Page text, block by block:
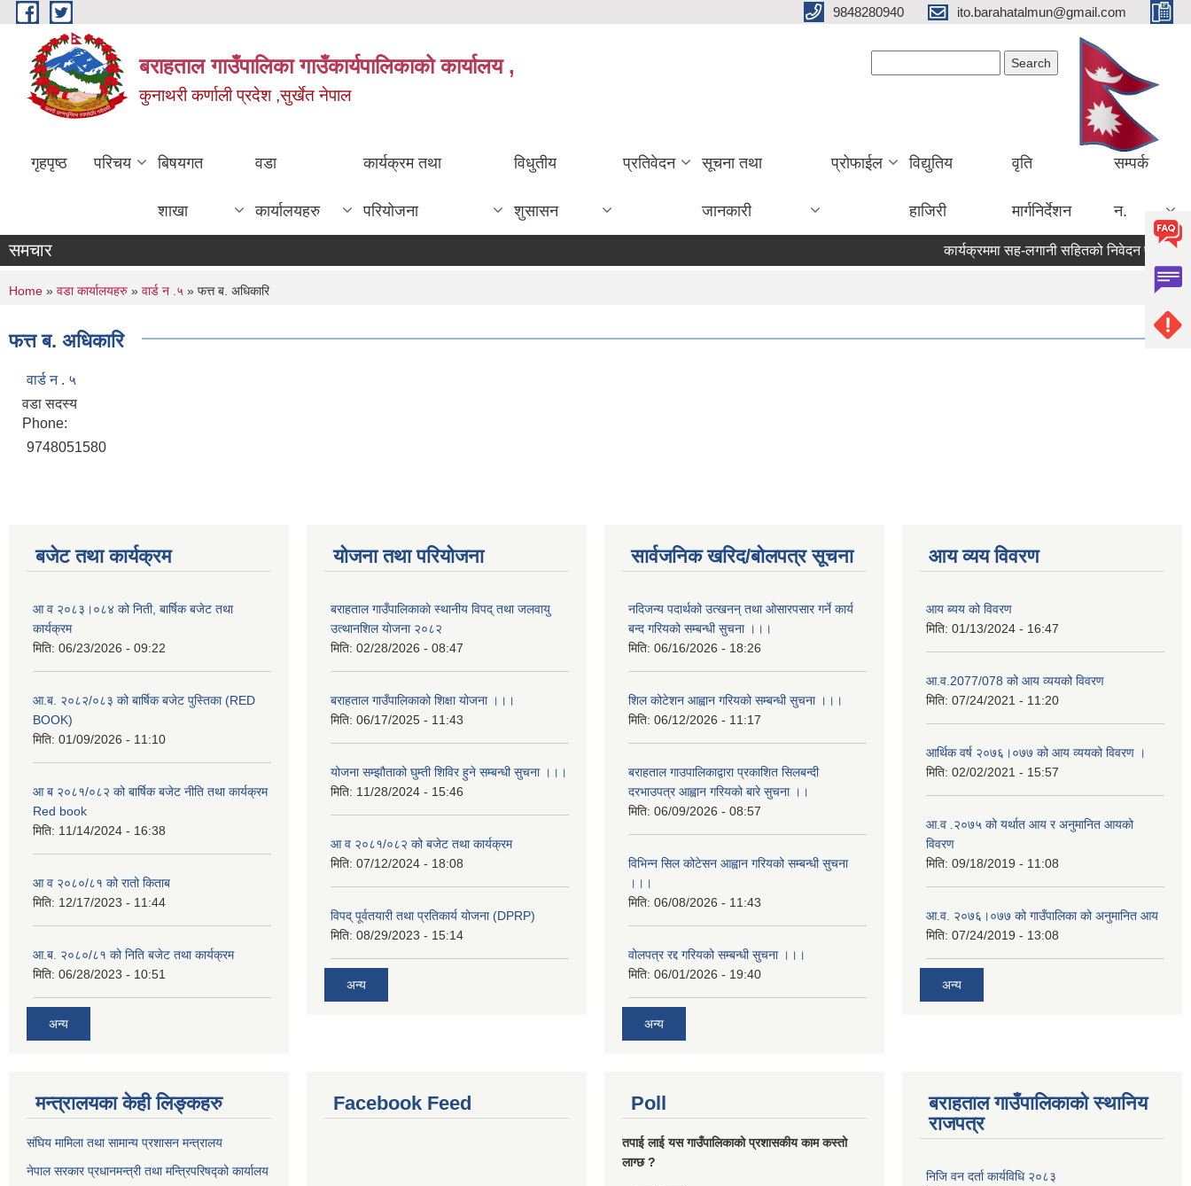
Skip to main content 9848280940 ito.barahatalmun@gmail.com
बराहताल गाउँपालिका गाउँकार्यपालिकाको कार्यालय ,
कुनाथरी कर्णाली प्रदेश ,सुर्खेत नेपाल
गृहपृष्ठ परिचय बिषयगत
शाखा
वडा
कार्यालयहरु
कार्यक्रम तथा
परियोजना
विधुतीय
शुसासन
प्रतिवेदन सूचना तथा
जानकारी
प्रोफाईल विद्युतिय
हाजिरी
वृति
मार्गनिर्देशन
सम्पर्क
न.
समचार कार्यक्रममा सह-लगानी सहितको निवेदन पेश गर्ने
You are here
Home » वडा कार्यालयहरु » वार्ड न .५ » फत्त ब. अधिकारि
फत्त ब. अधिकारि
वार्ड न . ५
वडा सदस्य
Phone:
9748051580
बजेट तथा कार्यक्रम
आ व २०८३।०८४ को निती, बार्षिक बजेट तथा
कार्यक्रम
मिति: 06/23/2026 - 09:22
आ.ब. २०८२/०८३ को बार्षिक बजेट पुस्तिका (RED
BOOK)
मिति: 01/09/2026 - 11:10
आ ब २०८१/०८२ को बार्षिक बजेट नीति तथा कार्यक्रम
Red book
मिति: 11/14/2024 - 16:38
आ व २०८०/८१ को रातो किताब
मिति: 12/17/2023 - 11:44
आ.ब. २०८०/८१ को निति बजेट तथा कार्यक्रम
मिति: 06/28/2023 - 10:51
अन्य
योजना तथा परियोजना
बराहताल गाउँपालिकाकाे स्थानीय विपद् तथा जलवायु
उत्थानशिल याेजना २०८२
मिति: 02/28/2026 - 08:47
बराहताल गाउँपालिकाको शिक्षा योजना ।।।
मिति: 06/17/2025 - 11:43
योजना सम्झौताको घुम्ती शिविर हुने सम्बन्धी सुचना ।।।
मिति: 11/28/2024 - 15:46
आ व २०८१/०८२ को बजेट तथा कार्यक्रम
मिति: 07/12/2024 - 18:08
विपद् पूर्वतयारी तथा प्रतिकार्य योजना (DPRP)
मिति: 08/29/2023 - 15:14
अन्य
सार्वजनिक खरिद/बोलपत्र सूचना
नदिजन्य पदार्थको उत्खनन् तथा ओसारपसार गर्ने कार्य
बन्द गरियको सम्बन्धी सुचना ।।।
मिति: 06/16/2026 - 18:26
शिल कोटेशन आह्वान गरियको सम्बन्धी सुचना ।।।
मिति: 06/12/2026 - 11:17
बराहताल गाउपालिकाद्वारा प्रकाशित सिलबन्दी
दरभाउपत्र आह्वान गरियको बारे सुचना ।।
मिति: 06/09/2026 - 08:57
विभिन्न सिल कोटेसन आह्वान गरियको सम्बन्धी सुचना
।।।
मिति: 06/08/2026 - 11:43
वोलपत्र रद्द गरियको सम्बन्धी सुचना ।।।
मिति: 06/01/2026 - 19:40
अन्य
आय व्यय विवरण
आय ब्यय को विवरण
मिति: 01/13/2024 - 16:47
आ.व.2077/078 को आय व्ययको विवरण
मिति: 07/24/2021 - 11:20
आर्थिक वर्ष २०७६।०७७ को आय व्ययको विवरण ।
मिति: 02/02/2021 - 15:57
आ.व .२०७५ को यर्थात आय र अनुमानित आयको
विवरण
मिति: 09/18/2019 - 11:08
आ.व. २०७६।०७७ को गाउँपालिका को अनुमानित आय
मिति: 07/24/2019 - 13:08
अन्य
मन्त्रालयका केही लिङ्कहरु
संघिय मामिला तथा सामान्य प्रशासन मन्त्रालय
नेपाल सरकार प्रधानमन्त्री तथा मन्त्रिपरिषद्को कार्यालय
Facebook Feed Poll
तपाई लाई यस गाउँपालिकाको प्रशासकीय काम कस्तो
लाग्छ ?
बराहताल गाउँपालिकाको स्थानिय
राजपत्र
निजि वन दर्ता कार्यविधि २०८३